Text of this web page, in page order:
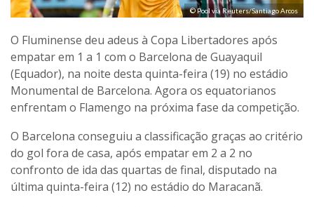
© Pool via Reuters/Santiago Arcos
O Fluminense deu adeus à Copa Libertadores após
empatar em 1 a 1 com o Barcelona de Guayaquil
(Equador), na noite desta quinta-feira (19) no estádio
Monumental de Barcelona. Agora os equatorianos
enfrentam o Flamengo na próxima fase da competição.
O Barcelona conseguiu a classificação graças ao critério
do gol fora de casa, após empatar em 2 a 2 no
confronto de ida das quartas de final, disputado na
última quinta-feira (12) no estádio do Maracanã.